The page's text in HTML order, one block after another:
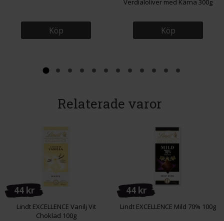
Köp
Verdialoliver med Kärna 300g
Köp
Relaterade varor
44 kr
Lindt EXCELLENCE Vanilj Vit
Choklad 100g
44 kr
Lindt EXCELLENCE Mild 70% 100g